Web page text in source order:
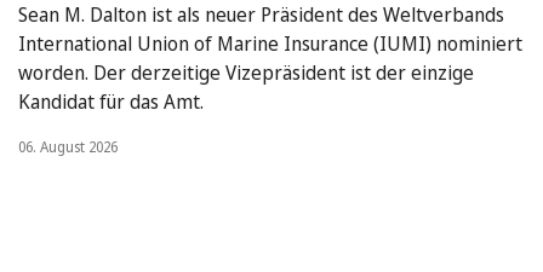
Sean M. Dalton ist als neuer Präsident des Weltverbands
International Union of Marine Insurance (IUMI) nominiert
worden. Der derzeitige Vizepräsident ist der einzige
Kandidat für das Amt.
06. August 2026